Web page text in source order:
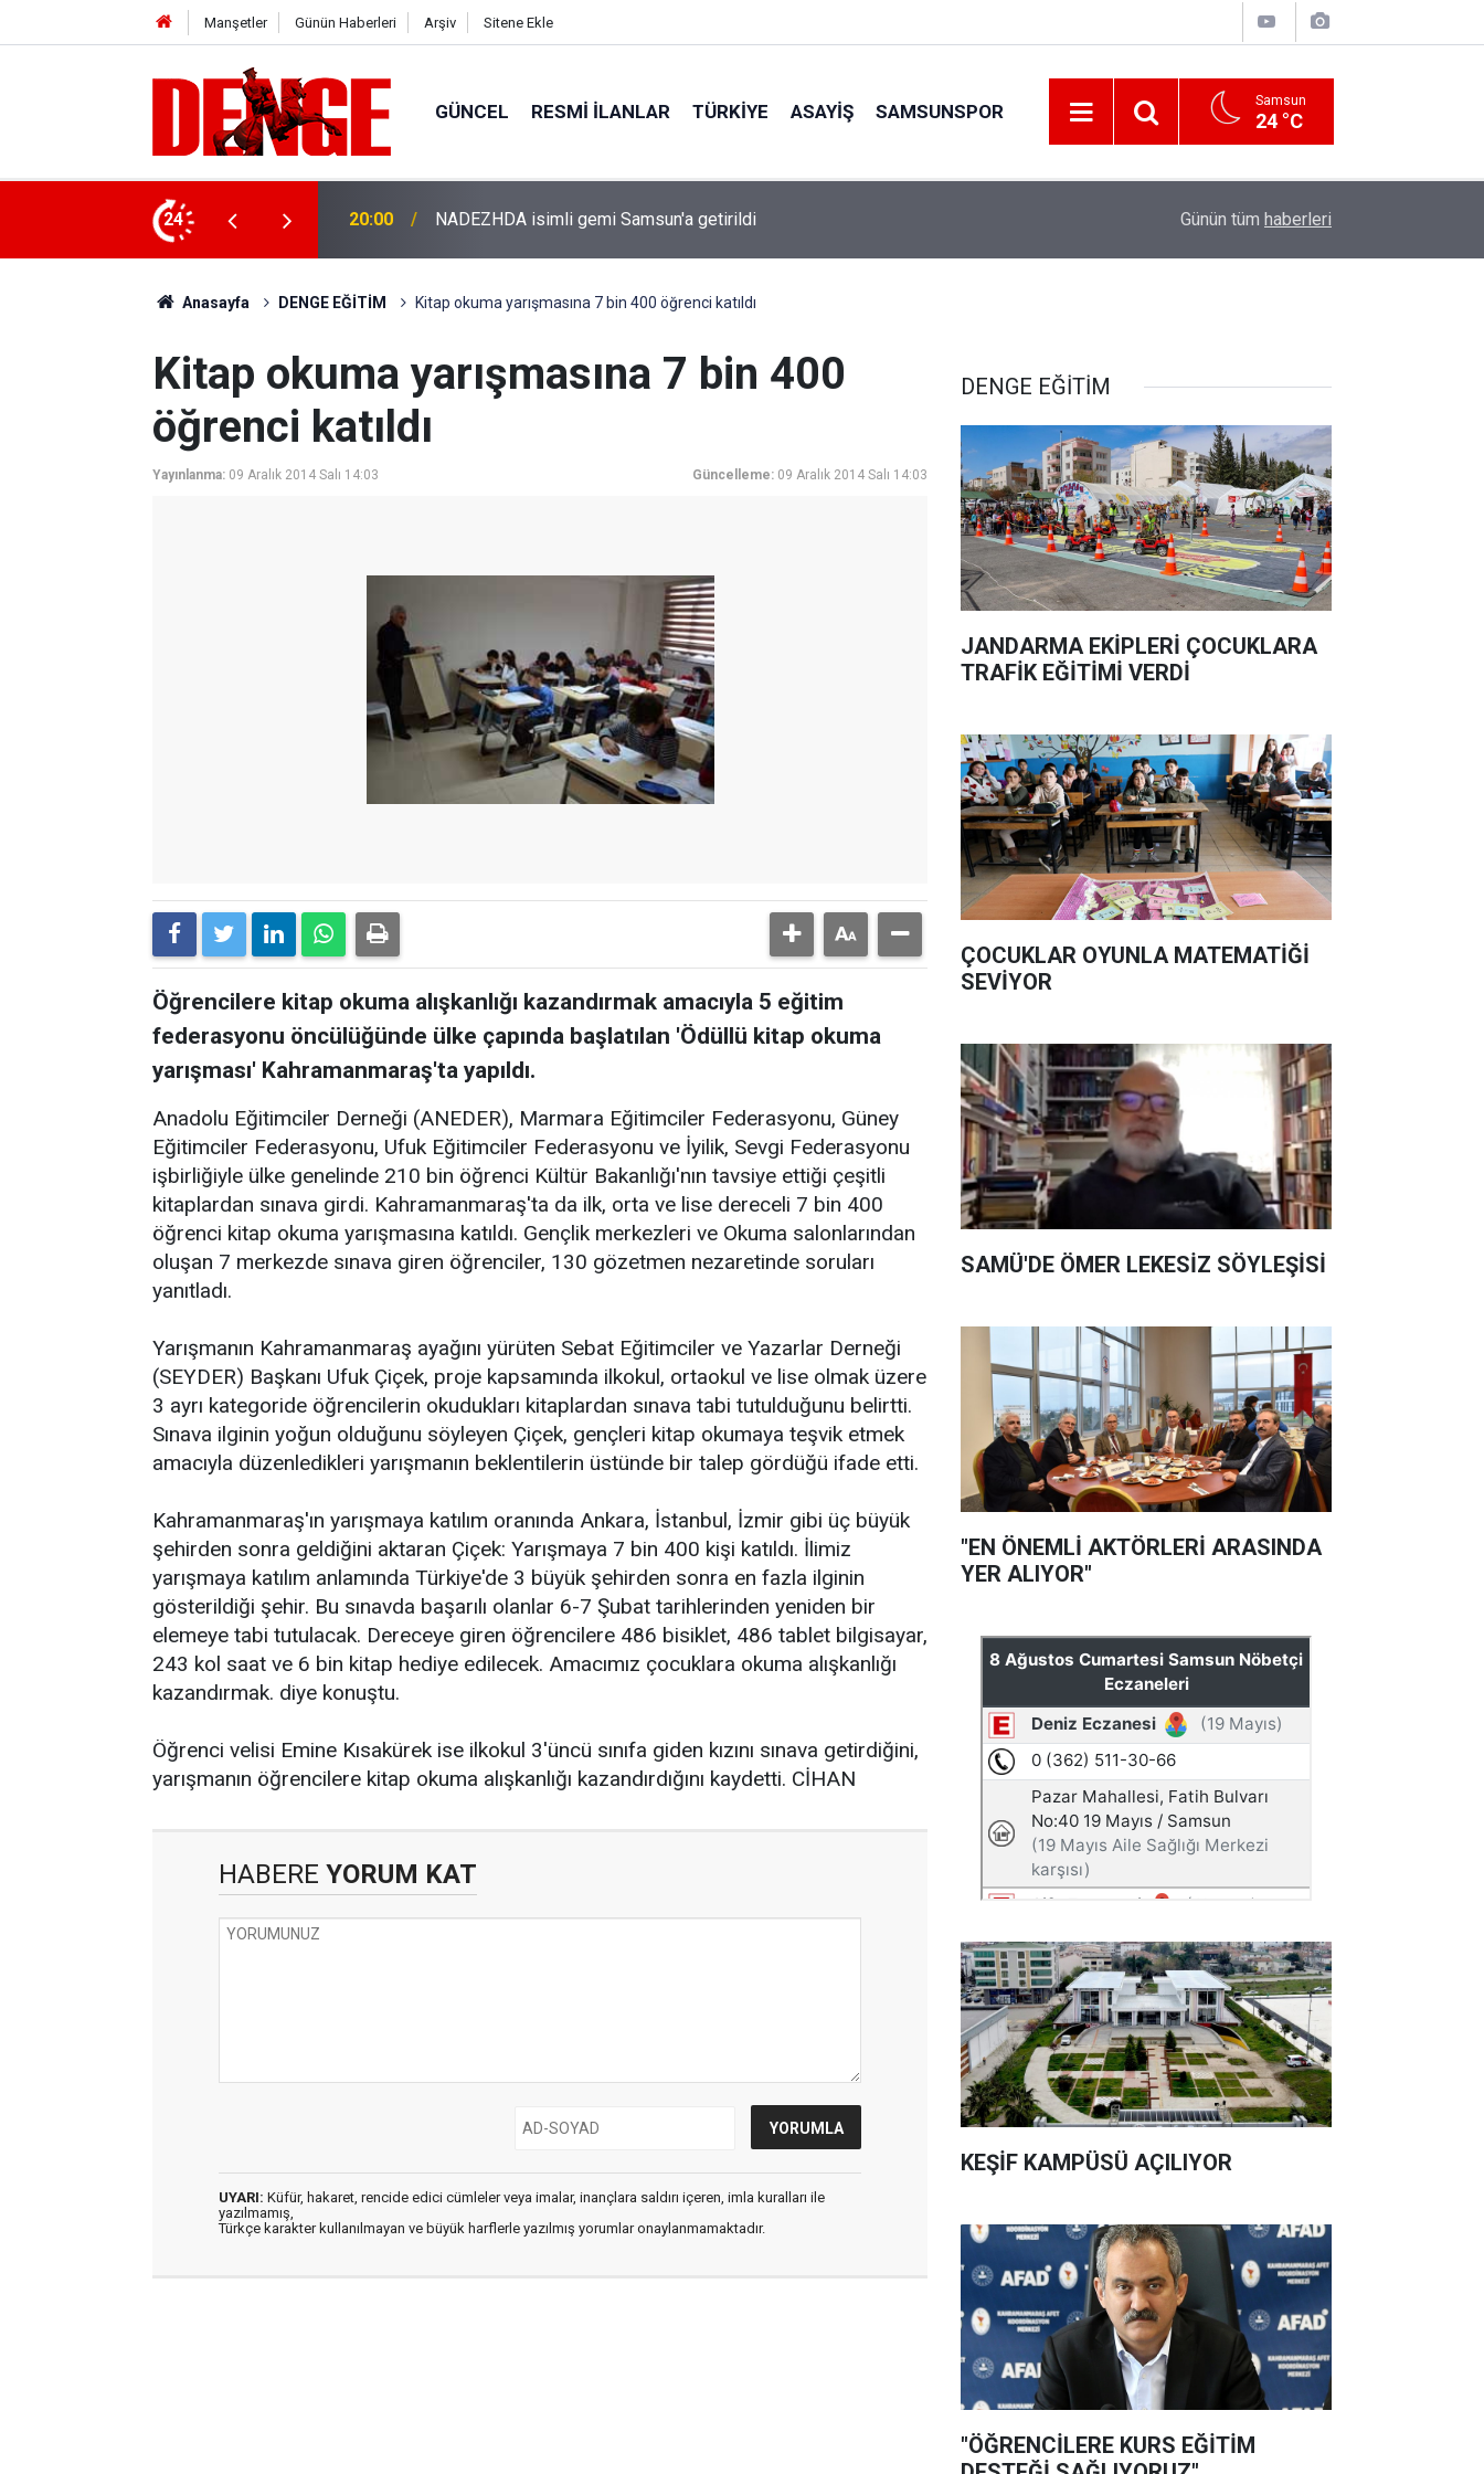
Manşetler Günün Haberleri Arşiv Sitene Ekle
GÜNCEL RESMI İLANLAR TÜRKİYE ASAYİŞ SAMSUNSPOR Samsun
24 °C
24 20:00 NADEZHDA isimli gemi Samsun'a getirildi Orta Ölçekli Sanayi Sitesi'nde üretim başladı
Günün tüm haberleri
Anasayfa DENGE EĞİTİM Kitap okuma yarışmasına 7 bin 400 öğrenci katıldı
Kitap okuma yarışmasına 7 bin 400
öğrenci katıldı
Yayınlanma: 09 Aralık 2014 Salı 14:03 Güncelleme: 09 Aralık 2014 Salı 14:03
Öğrencilere kitap okuma alışkanlığı kazandırmak amacıyla 5 eğitim
federasyonu öncülüğünde ülke çapında başlatılan 'Ödüllü kitap okuma
yarışması' Kahramanmaraş'ta yapıldı.
Anadolu Eğitimciler Derneği (ANEDER), Marmara Eğitimciler Federasyonu, Güney
Eğitimciler Federasyonu, Ufuk Eğitimciler Federasyonu ve İyilik, Sevgi Federasyonu
işbirliğiyle ülke genelinde 210 bin öğrenci Kültür Bakanlığı'nın tavsiye ettiği çeşitli
kitaplardan sınava girdi. Kahramanmaraş'ta da ilk, orta ve lise dereceli 7 bin 400
öğrenci kitap okuma yarışmasına katıldı. Gençlik merkezleri ve Okuma salonlarından
oluşan 7 merkezde sınava giren öğrenciler, 130 gözetmen nezaretinde soruları
yanıtladı.
Yarışmanın Kahramanmaraş ayağını yürüten Sebat Eğitimciler ve Yazarlar Derneği
(SEYDER) Başkanı Ufuk Çiçek, proje kapsamında ilkokul, ortaokul ve lise olmak üzere
3 ayrı kategoride öğrencilerin okudukları kitaplardan sınava tabi tutulduğunu belirtti.
Sınava ilginin yoğun olduğunu söyleyen Çiçek, gençleri kitap okumaya teşvik etmek
amacıyla düzenledikleri yarışmanın beklentilerin üstünde bir talep gördüğü ifade etti.
Kahramanmaraş'ın yarışmaya katılım oranında Ankara, İstanbul, İzmir gibi üç büyük
şehirden sonra geldiğini aktaran Çiçek: Yarışmaya 7 bin 400 kişi katıldı. İlimiz
yarışmaya katılım anlamında Türkiye'de 3 büyük şehirden sonra en fazla ilginin
gösterildiği şehir. Bu sınavda başarılı olanlar 6-7 Şubat tarihlerinden yeniden bir
elemeye tabi tutulacak. Dereceye giren öğrencilere 486 bisiklet, 486 tablet bilgisayar,
243 kol saat ve 6 bin kitap hediye edilecek. Amacımız çocuklara okuma alışkanlığı
kazandırmak. diye konuştu.
Öğrenci velisi Emine Kısakürek ise ilkokul 3'üncü sınıfa giden kızını sınava getirdiğini,
yarışmanın öğrencilere kitap okuma alışkanlığı kazandırdığını kaydetti. CİHAN
HABERE YORUM KAT
UYARI: Küfür, hakaret, rencide edici cümleler veya imalar, inançlara saldırı içeren, imla kuralları ile
yazılmamış,
Türkçe karakter kullanılmayan ve büyük harflerle yazılmış yorumlar onaylanmamaktadır.
DENGE EĞİTİM
JANDARMA EKİPLERİ ÇOCUKLARA
TRAFİK EĞİTİMİ VERDİ
ÇOCUKLAR OYUNLA MATEMATİĞİ
SEVİYOR
SAMÜ'DE ÖMER LEKESİZ SÖYLEŞİSİ
"EN ÖNEMLİ AKTÖRLERİ ARASINDA
YER ALIYOR"
KEŞİF KAMPÜSÜ AÇILIYOR
"ÖĞRENCİLERE KURS EĞİTİM